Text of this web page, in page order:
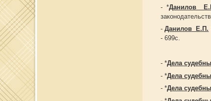
- *Данилов
- Данилов Е.П.
- 699с.
- *Дела
- *Дела
- *Дела